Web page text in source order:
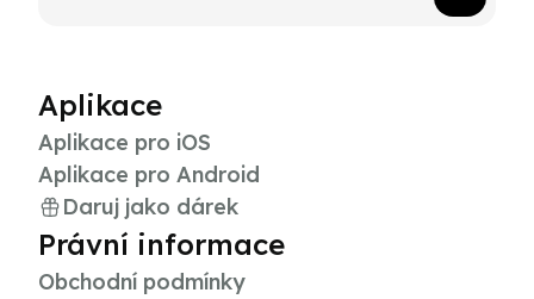
Aplikace
Aplikace pro iOS
Aplikace pro Android
Daruj jako dárek
Právní informace
Obchodní podmínky